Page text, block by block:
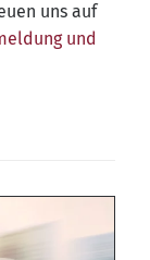
uns auf
und